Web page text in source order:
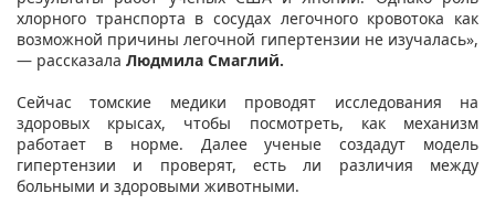
хлорного транспорта в сосудах легочного кровотока как
возможной причины легочной гипертензии не изучалась»,
— рассказала Людмила Смаглий.
Сейчас томские медики проводят исследования на
здоровых крысах, чтобы посмотреть, как механизм
работает в норме. Далее ученые создадут модель
гипертензии и проверят, есть ли различия между
больными и здоровыми животными.